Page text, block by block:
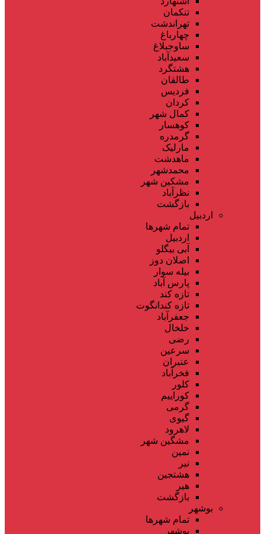
تنکمان
تهراندشت
چهارباغ
ساوجبلاغ
سعیدآباد
هشتگرد
طالقان
فردیس
کردان
کمال شهر
کوهسار
گرمدره
مارلیک
ماهدشت
محمدشهر
مشکین شهر
نظرآباد
بازگشت
اردبیل
تمام شهر‌ها
اردبیل
آبی بیگلو
اصلان دوز
بیله سوار
پارس آباد
تازه کند
تازه کندانگوت
جعفرآباد
خلخال
رضی
سرعین
عنبران
فخرآباد
کلور
کوراییم
گرمی
گیوی
لاهرود
مشگین شهر
نمین
نیر
هشتجین
هیر
بازگشت
بوشهر
تمام شهر‌ها
بوشهر